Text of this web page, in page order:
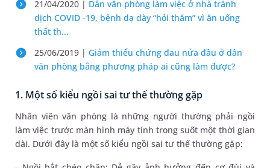
21/04/2020 | Dân văn phòng làm việc ở nhà tránh
dịch COVID -19, bệnh dạ dày “hỏi thăm” vì ăn uống
thất th...
25/06/2019 | Giảm thiểu chứng đau nửa đầu ở dân
văn phòng bằng phương pháp ai cũng làm được?
1. Một số kiểu ngồi sai tư thế thường gặp
Nhân viên văn phòng là những người thường phải ngồi
làm việc trước màn hình máy tính trong suốt một thời gian
dài. Dưới đây là một số kiểu ngồi sai tư thế thường gặp: